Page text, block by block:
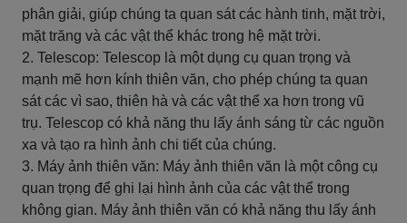
phân giải, giúp chúng ta quan sát các hành tinh, mặt trời,
mặt trăng và các vật thể khác trong hệ mặt trời.
2. Telescop: Telescop là một dụng cụ quan trọng và
mạnh mẽ hơn kính thiên văn, cho phép chúng ta quan
sát các vì sao, thiên hà và các vật thể xa hơn trong vũ
trụ. Telescop có khả năng thu lấy ánh sáng từ các nguồn
xa và tạo ra hình ảnh chi tiết của chúng.
3. Máy ảnh thiên văn: Máy ảnh thiên văn là một công cụ
quan trọng để ghi lại hình ảnh của các vật thể trong
không gian. Máy ảnh thiên văn có khả năng thu lấy ánh